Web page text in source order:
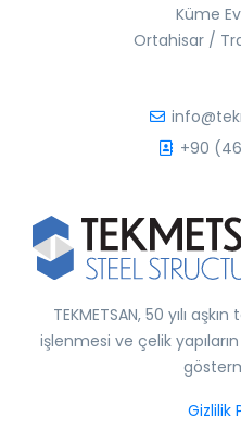
Küme
Ortahisar /
+90
TEKMETSAN, 50 yılı
işlenmesi ve çelik
Gizlilik